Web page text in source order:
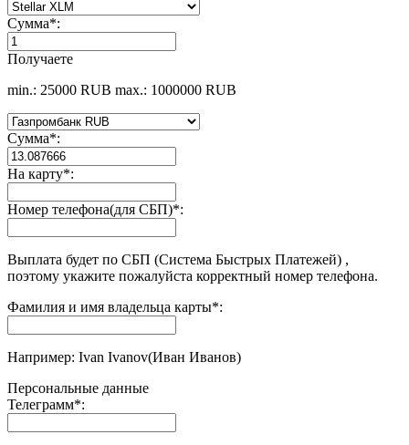
Сумма*:
Получаете
min.: 25000 RUB max.: 1000000 RUB
Сумма*:
На карту*:
Номер телефона(для СБП)*:
Выплата будет по СБП (Система Быстрых Платежей) ,
поэтому укажите пожалуйста корректный номер телефона.
Фамилия и имя владельца карты*:
Например: Ivan Ivanov(Иван Иванов)
Персональные данные
Телеграмм*: